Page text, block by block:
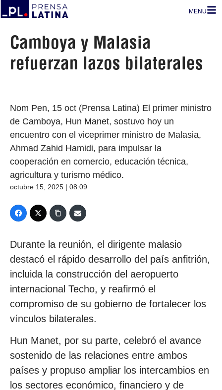
MENU
Camboya y Malasia
refuerzan lazos bilaterales
Nom Pen, 15 oct (Prensa Latina) El primer ministro
de Camboya, Hun Manet, sostuvo hoy un
encuentro con el viceprimer ministro de Malasia,
Ahmad Zahid Hamidi, para impulsar la
cooperación en comercio, educación técnica,
agricultura y turismo médico.
octubre 15, 2025 | 08:09
Durante la reunión, el dirigente malasio
destacó el rápido desarrollo del país anfitrión,
incluida la construcción del aeropuerto
internacional Techo, y reafirmó el
compromiso de su gobierno de fortalecer los
vínculos bilaterales.
Hun Manet, por su parte, celebró el avance
sostenido de las relaciones entre ambos
países y propuso ampliar los intercambios en
los sectores económico, financiero y de